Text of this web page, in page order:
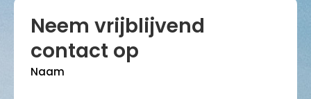
Neem vrijblijvend
contact op
Naam